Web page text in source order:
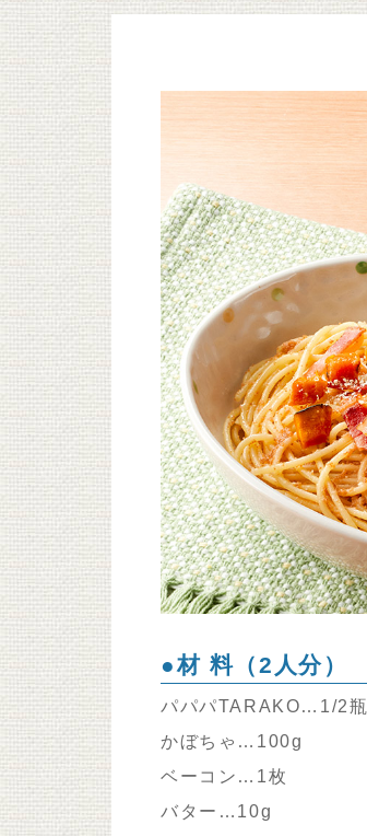
●材 料（2人分）
パパパTARAKO…1/2瓶
かぼちゃ…100g
ベーコン…1枚
バター…10g